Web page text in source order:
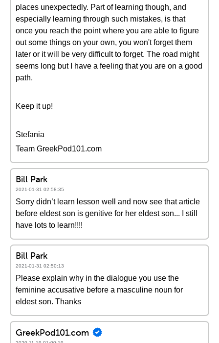
places unexpectedly. Part of learning though, and
especially learning through such mistakes, is that
once you reach the point where you are able to figure
out some things on your own, you won't forget them
later or it will be very difficult to forget. The road might
seems long but I have a feeling that you are on a good
path.
Keep it up!
Stefania
Team GreekPod101.com
Bill Park
2021-01-31 02:58:35
Sorry didn’t learn lesson well and now see that article
before eldest son is genitive for her eldest son... I still
have lots to learn!!!!
Bill Park
2021-01-31 02:50:13
Please explain why in the dialogue you use the
feminine accusative before a masculine noun for
eldest son. Thanks
GreekPod101.com